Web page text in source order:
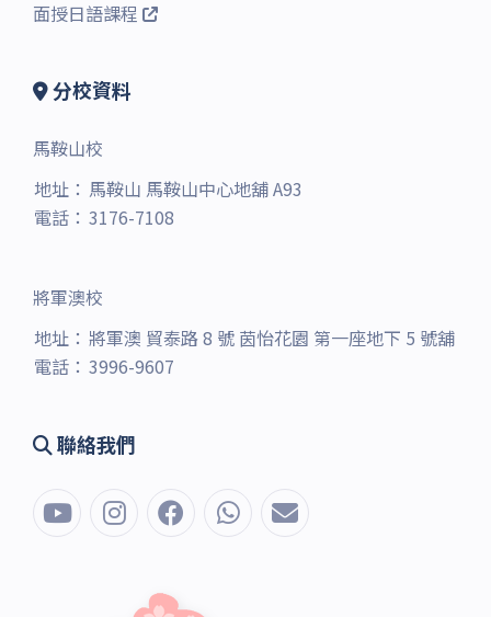
面授日語課程
分校資料
馬鞍山校
地址： 馬鞍山 馬鞍山中心地舖 A93
電話： 3176-7108
將軍澳校
地址： 將軍澳 貿泰路 8 號 茵怡花園 第一座地下 5 號舖
電話： 3996-9607
聯絡我們